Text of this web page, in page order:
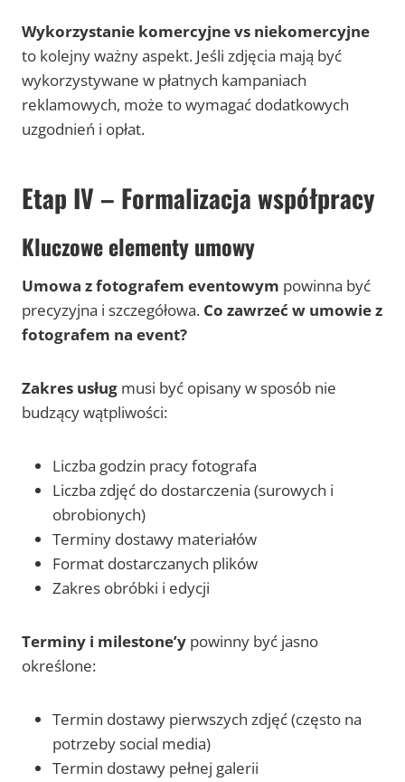
Wykorzystanie komercyjne vs niekomercyjne
to kolejny ważny aspekt. Jeśli zdjęcia mają być
wykorzystywane w płatnych kampaniach
reklamowych, może to wymagać dodatkowych
uzgodnień i opłat.
Etap IV – Formalizacja współpracy
Kluczowe elementy umowy
Umowa z fotografem eventowym powinna być
precyzyjna i szczegółowa. Co zawrzeć w umowie z
fotografem na event?
Zakres usług musi być opisany w sposób nie
budzący wątpliwości:
Liczba godzin pracy fotografa
Liczba zdjęć do dostarczenia (surowych i
obrobionych)
Terminy dostawy materiałów
Format dostarczanych plików
Zakres obróbki i edycji
Terminy i milestone’y powinny być jasno
określone:
Termin dostawy pierwszych zdjęć (często na
potrzeby social media)
Termin dostawy pełnej galerii